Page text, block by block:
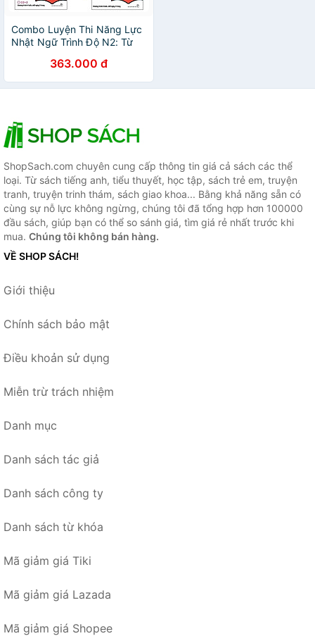
Combo Luyện Thi Năng Lực
Nhật Ngữ Trình Độ N2: Từ
Đọc Hiểu, Nghe Hiểu (Kèm
MP3) (Tặng Kèm Bút)
363.000 đ
ShopSach.com chuyên cung cấp thông tin giá cả sách các thể
loại. Từ sách tiếng anh, tiểu thuyết, học tập, sách trẻ em, truyện
tranh, truyện trinh thám, sách giao khoa... Bằng khả năng sẵn có
cùng sự nỗ lực không ngừng, chúng tôi đã tổng hợp hơn 100000
đầu sách, giúp bạn có thể so sánh giá, tìm giá rẻ nhất trước khi
mua. Chúng tôi không bán hàng.
VỀ SHOP SÁCH!
Giới thiệu
Chính sách bảo mật
Điều khoản sử dụng
Miễn trừ trách nhiệm
Danh mục
Danh sách tác giả
Danh sách công ty
Danh sách từ khóa
Mã giảm giá Tiki
Mã giảm giá Lazada
Mã giảm giá Shopee